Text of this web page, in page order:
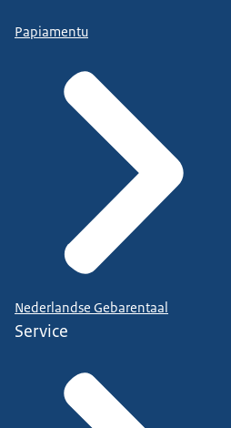
Papiamentu
Nederlandse Gebarentaal
Service